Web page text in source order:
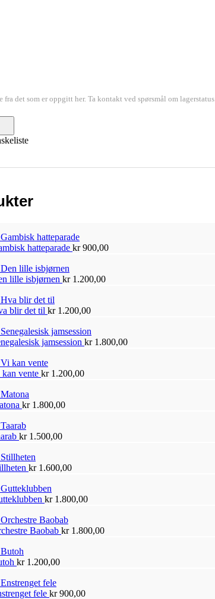
det som er oppgitt her. Ta kontakt ved spørsmål om lagerstatus.
hatteparade kr900,00
lille isbjørnen kr1.200,00
blir det til kr1.200,00
jamsession kr1.800,00
vente kr1.200,00
kr1.800,00
kr1.500,00
kr1.600,00
kr1.800,00
Baobab kr1.800,00
kr1.200,00
fele kr900,00